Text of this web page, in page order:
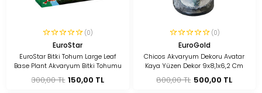
(0)
EuroStar
EuroStar Bitki Tohum Large Leaf
Base Plant Akvaryum Bitki Tohumu
300,00 TL 150,00 TL
(0)
EuroGold
Chicos Akvaryum Dekoru Avatar
Kaya Yüzen Dekor 9x8,1x6,2 Cm
800,00 TL 500,00 TL